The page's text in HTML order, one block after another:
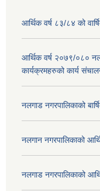
आर्थिक वर्ष ८३/८४ को
आर्थिक वर्ष २०७९/०८०
कार्यक्रमहरुको कार्य
नलगाड नगरपालिकाको
नलगान नगरपालिकाको
नलगाड नगरपालिकाको